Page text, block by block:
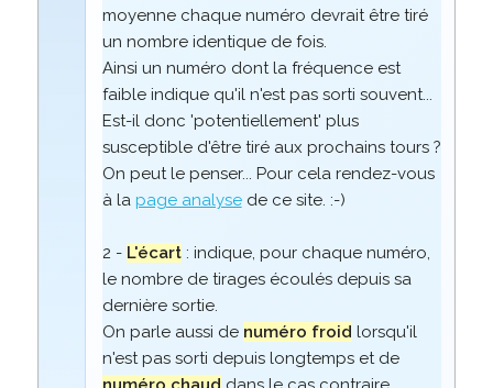
moyenne chaque numéro devrait être tiré
un nombre identique de fois.
Ainsi un numéro dont la fréquence est
faible indique qu'il n'est pas sorti souvent...
Est-il donc 'potentiellement' plus
susceptible d'être tiré aux prochains tours ?
On peut le penser... Pour cela rendez-vous
à la page analysede ce site. :-)
2 - L'écart: indique, pour chaque numéro,
le nombre de tirages écoulés depuis sa
dernière sortie.
On parle aussi de numéro froid lorsqu'il
n'est pas sorti depuis longtemps et de